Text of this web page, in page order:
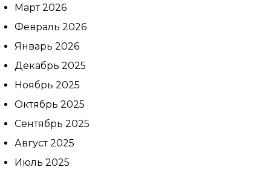
Записаться
на приём
Выберите
клинику:
Март 2026
Февраль 2026
Январь 2026
Декабрь 2025
Ноябрь 2025
Октябрь 2025
Сентябрь 2025
Август 2025
Июль 2025